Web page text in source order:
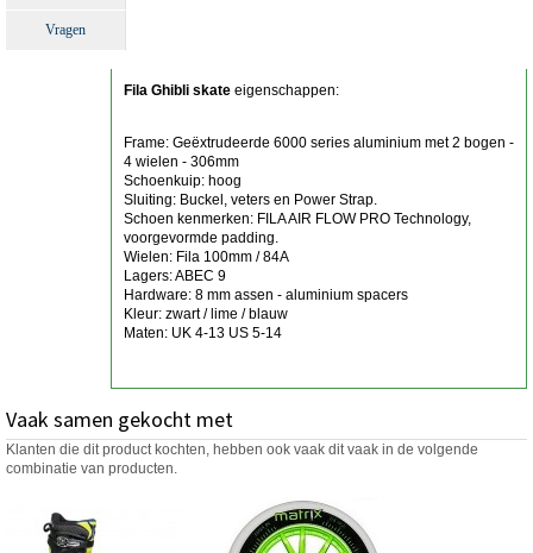
Vragen
Fila Ghibli skateeigenschappen:
Frame: Geëxtrudeerde 6000 series aluminium met 2 bogen -
4 wielen - 306mm
Schoenkuip: hoog
Sluiting: Buckel, veters en Power Strap.
Schoen kenmerken: FILA AIR FLOW PRO Technology,
voorgevormde padding.
Wielen: Fila 100mm / 84A
Lagers: ABEC 9
Hardware: 8 mm assen - aluminium spacers
Kleur: zwart / lime / blauw
Maten: UK 4-13 US 5-14
Vaak samen gekocht met
Klanten die dit product kochten, hebben ook vaak dit vaak in de volgende
combinatie van producten.